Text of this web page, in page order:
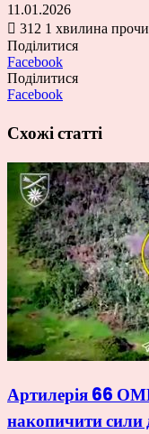
11.01.2026
312 1 хвилина
Поділитися
Facebook
Поділитися
Facebook
Схожі статті
Артилерія 66
накопичити